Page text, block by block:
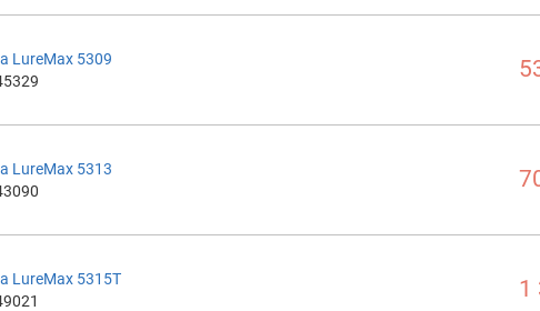
LureMax 5309
LureMax 5313
LureMax 5315T
1